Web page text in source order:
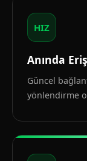
HIZ
Anında
Güncel
yönlendirme